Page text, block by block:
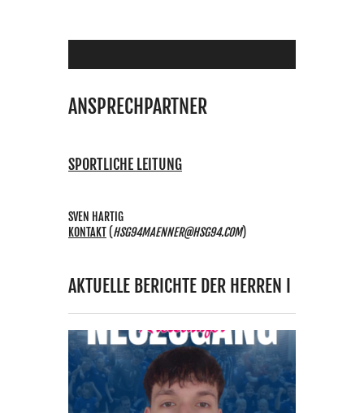
ANSPRECHPARTNER
SPORTLICHE LEITUNG
SVEN HARTIG
KONTAKT(HSG94MAENNER@HSG94.COM)
AKTUELLE BERICHTE DER HERREN I